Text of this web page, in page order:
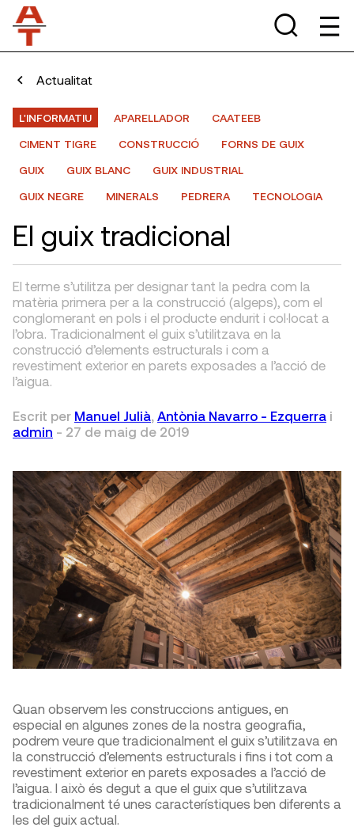
Actualitat
L'INFORMATIU APARELLADOR
CAATEEB
CIMENT TIGRE
CONSTRUCCIÓ
FORNS DE GUIX
GUIX
GUIX BLANC
GUIX INDUSTRIAL
GUIX NEGRE
MINERALS PEDRERA TECNOLOGIA
El guix tradicional
El terme s’utilitza per designar tant la pedra com la
matèria primera per a la construcció (algeps), com el
conglomerant en pols i el producte endurit i col·locat a
l’obra. Tradicionalment el guix s’utilitzava en la
construcció d’elements estructurals i com a
revestiment exterior en parets exposades a l’acció de
l’aigua.
Escrit per Manuel Julià, Antònia Navarro - Ezquerra i
admin - 27 de maig de 2019
Quan observem les construccions antigues, en
especial en algunes zones de la nostra geografia,
podrem veure que tradicionalment el guix s’utilitzava en
la construcció d’elements estructurals i fins i tot com a
revestiment exterior en parets exposades a l’acció de
l’aigua. I això és degut a que el guix que s’utilitzava
tradicionalment té unes característiques ben diferents a
les del guix actual.